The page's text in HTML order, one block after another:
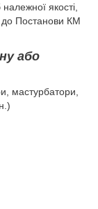
якості,
до Постанови КМ
або
мастурбатори,